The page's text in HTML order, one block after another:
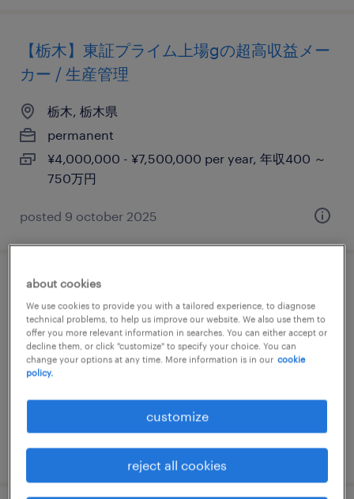
【栃木】東証プライム上場gの超高収益メー
カー / 生産管理
栃木, 栃木県
permanent
¥4,000,000 - ¥7,500,000 per year, 年収400 ～
750万円
posted 9 october 2025
金属・非金属の組立・部品加工
栃木県栃木市, 栃木県
temporary
¥1300.00 per hour
posted 1 april 2026
about cookies
We use cookies to provide you with a tailored experience, to diagnose
technical problems, to help us improve our website. We also use them to
offer you more relevant information in searches. You can either accept or
decline them, or click "customize" to specify your choice. You can
change your options at any time. More information is in our cookie
policy.
customize
reject all cookies